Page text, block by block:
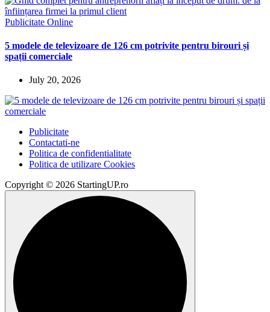
Publicitate Online
5 modele de televizoare de 126 cm potrivite pentru birouri și
spații comerciale
July 20, 2026
Publicitate
Contactati-ne
Politica de confidentialitate
Politica de utilizare Cookies
Copyright © 2026 StartingUP.ro